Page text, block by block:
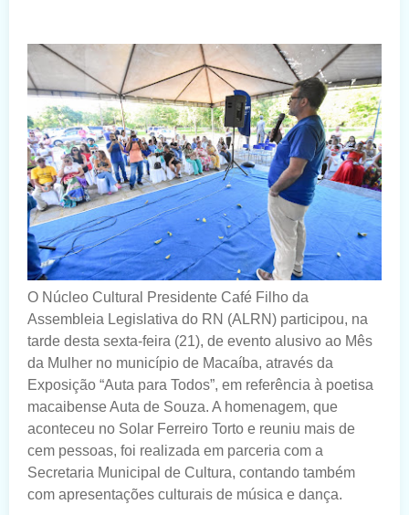
O Núcleo Cultural Presidente Café Filho da
Assembleia Legislativa do RN (ALRN) participou, na
tarde desta sexta-feira (21), de evento alusivo ao Mês
da Mulher no município de Macaíba, através da
Exposição “Auta para Todos”, em referência à poetisa
macaibense Auta de Souza. A homenagem, que
aconteceu no Solar Ferreiro Torto e reuniu mais de
cem pessoas, foi realizada em parceria com a
Secretaria Municipal de Cultura, contando também
com apresentações culturais de música e dança.